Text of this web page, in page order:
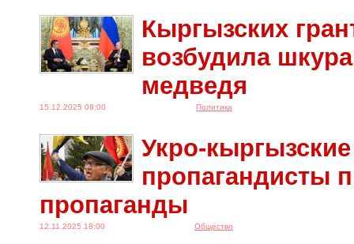
Кыргызских
возбудила
медведя
15.12.2025 08:00 Политика
Укро-кыргызские
пропагандисты
пропаганды
12.11.2025 18:00 Общество